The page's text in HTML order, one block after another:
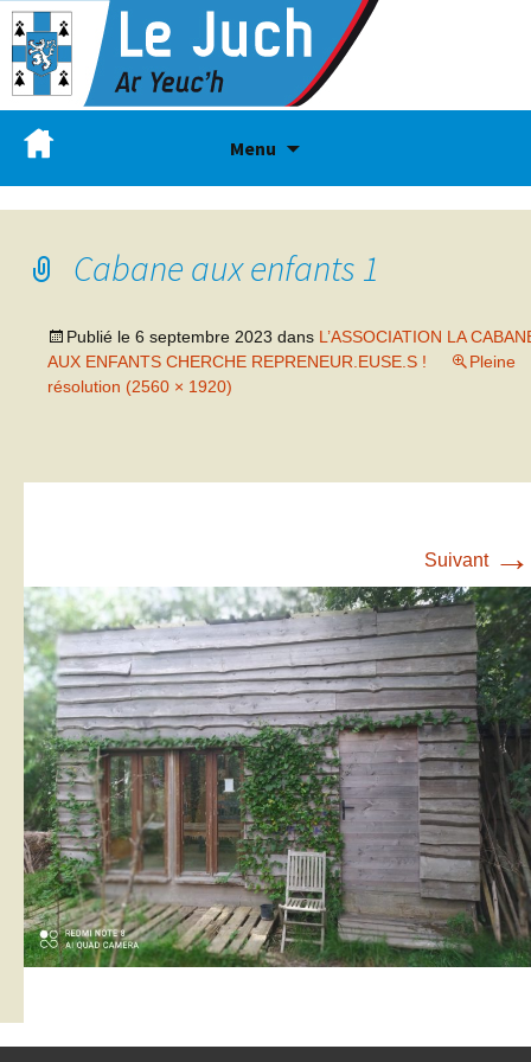
Menu
Cabane aux enfants 1
Publié le 6 septembre 2023 dans L’ASSOCIATION LA
AUX ENFANTS CHERCHE REPRENEUR.EUSE.S !
Pleine
résolution (2560 × 1920)
Suivant →